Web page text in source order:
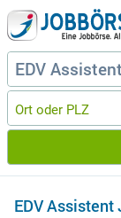
EDV